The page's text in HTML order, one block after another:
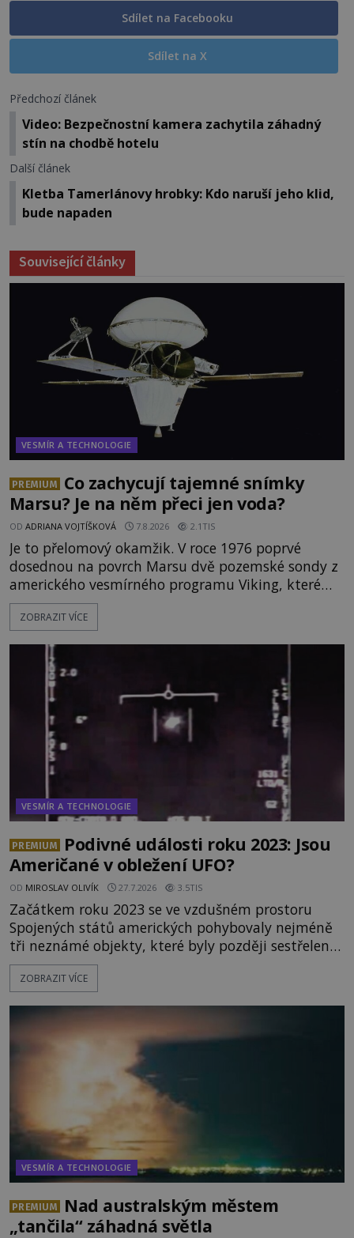
Sdílet na Facebooku
Sdílet na X
Předchozí článek
Video: Bezpečnostní kamera zachytila záhadný
stín na chodbě hotelu
Další článek
Kletba Tamerlánovy hrobky: Kdo naruší jeho klid,
bude napaden
Související články
VESMÍR A TECHNOLOGIE
PREMIUM
Co zachycují tajemné snímky
Marsu? Je na něm přeci jen voda?
OD ADRIANA VOJTÍŠKOVÁ 7.8.2026 2.1TIS
Je to přelomový okamžik. V roce 1976 poprvé
dosednou na povrch Marsu dvě pozemské sondy z
amerického vesmírného programu Viking, které
jsou schopny pořídit fotografie záhadami
opředené rudé planety. Viking 1 zde zaznamená
zvané Cydonie totiž zachytí podivný útvar
připomínající lidskou tvář. NASA (Národní úřad
ZOBRAZIT VÍCE
VESMÍR A TECHNOLOGIE
PREMIUM
Podivné události roku 2023: Jsou
Američané v obležení UFO?
OD MIROSLAV OLIVÍK 27.7.2026 3.5TIS
Začátkem roku 2023 se ve vzdušném prostoru
Spojených států amerických pohybovaly nejméně
tři neznámé objekty, které byly později sestřeleny.
Do dnešních dnů nebyly trosky těchto létajících
těles objeveny. Je možné, že šlo o nějaké nové
mimozemského původu? Dne 4. února roku 2023
vydává
ZOBRAZIT VÍCE
VESMÍR A TECHNOLOGIE
PREMIUM
Nad australským městem
„tančila“ záhadná světla